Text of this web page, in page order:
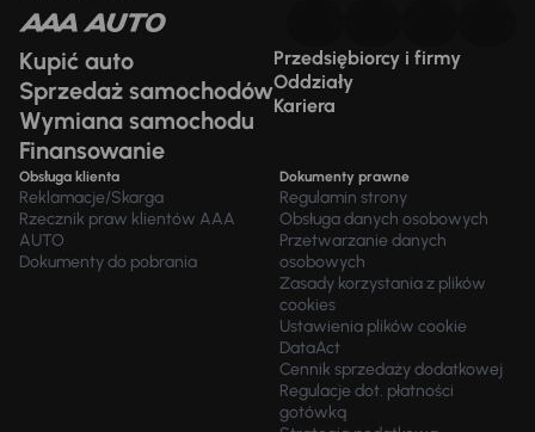
Kupić auto
Sprzedaż samochodów
Wymiana samochodu
Finansowanie
Przedsiębiorcy i firmy
Oddziały
Kariera
Obsługa klienta
Reklamacje/Skarga
Rzecznik praw klientów AAA
AUTO
Dokumenty do pobrania
Dokumenty prawne
Regulamin strony
Obsługa danych osobowych
Przetwarzanie danych
osobowych
Zasady korzystania z plików
cookies
Ustawienia plików cookie
DataAct
Cennik sprzedaży dodatkowej
Regulacje dot. płatności
gotówką